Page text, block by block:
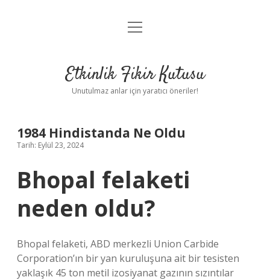
Anasayfa
Yasal Uyarı
menüyü
Etkinlik Fikir Kutusu
Unutulmaz anlar için yaratıcı öneriler!
1984 Hindistanda Ne Oldu
Tarih: Eylül 23, 2024
Bhopal felaketi
neden oldu?
Bhopal felaketi, ABD merkezli Union Carbide
Corporation’ın bir yan kuruluşuna ait bir tesisten
yaklaşık 45 ton metil izosiyanat gazının sızıntılar